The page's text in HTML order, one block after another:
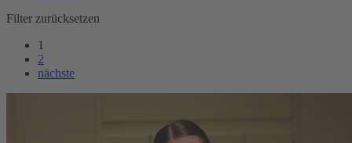
Filter zurücksetzen
1
2
nächste